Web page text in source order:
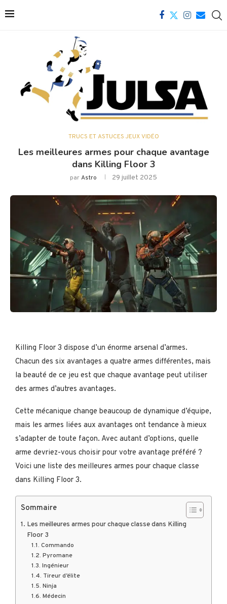
TRUCS ET ASTUCES JEUX VIDÉO
Les meilleures armes pour chaque avantage
dans Killing Floor 3
parAstro 29 juillet 2025
Killing Floor 3 dispose d’un énorme arsenal d’armes.
Chacun des six avantages a quatre armes différentes, mais
la beauté de ce jeu est que chaque avantage peut utiliser
des armes d’autres avantages.
Cette mécanique change beaucoup de dynamique d’équipe,
mais les armes liées aux avantages ont tendance à mieux
s’adapter de toute façon. Avec autant d’options, quelle
arme devriez-vous choisir pour votre avantage préféré ?
Voici une liste des meilleures armes pour chaque classe
dans Killing Floor 3.
Sommaire
Les meilleures armes pour chaque classe dans Killing
Floor 3
Commando
Pyromane
Ingénieur
Tireur d’élite
Ninja
Médecin